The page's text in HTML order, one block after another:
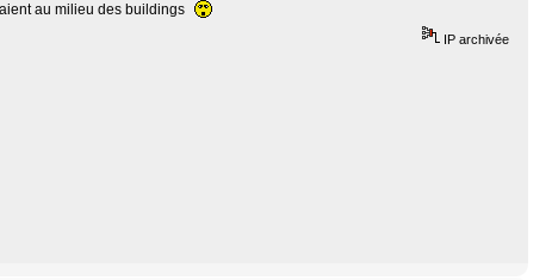
au milieu des buildings
IP archivée